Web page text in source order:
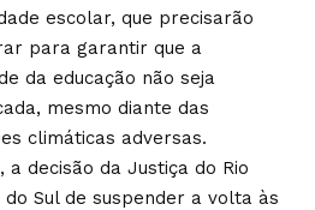
escolar, que precisarão
para garantir que a
da educação não seja
mesmo diante das
climáticas adversas.
a decisão da Justiça do Rio
do Sul de suspender a volta às